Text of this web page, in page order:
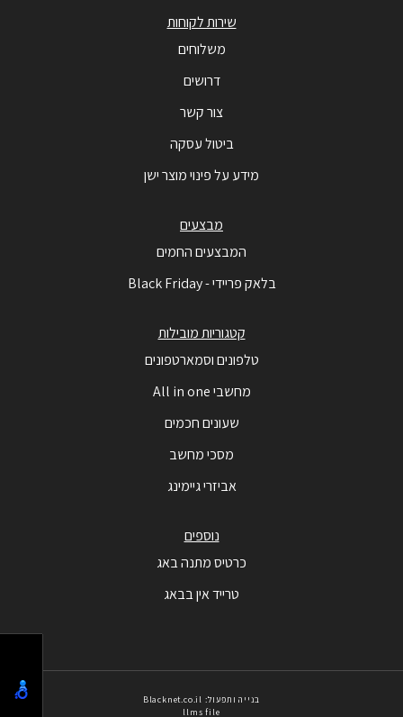
שירות לקוחות
משלוחים
דרושים
צור קשר
ביטול עסקה
מידע על פינוי מוצר ישן
מבצעים
המבצעים החמים
בלאק פריידי - Black Friday
קטגוריות מובילות
טלפונים וסמארטפונים
מחשבי All in one
שעונים חכמים
מסכי מחשב
אביזרי גיימינג
נוספים
כרטיס מתנה באג
טרייד אין בבאג
בנייה ותפעול: Blacknet.co.il
llms file